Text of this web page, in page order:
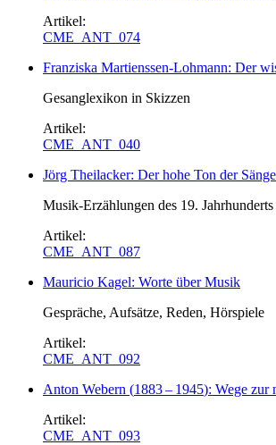
Artikel:
CME_ANT_074
Franziska Martienssen-Lohmann: Der
Gesanglexikon in Skizzen
Artikel:
CME_ANT_040
Jörg Theilacker: Der hohe Ton der
Musik-Erzählungen des 19. Jahrhunderts
Artikel:
CME_ANT_087
Mauricio Kagel: Worte über Musik
Gespräche, Aufsätze, Reden, Hörspiele
Artikel:
CME_ANT_092
Anton Webern (1883– 1945): Wege zur
Artikel:
CME_ANT_093